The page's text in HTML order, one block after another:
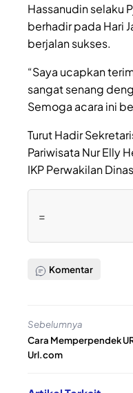
Hassanudin selaku
berhadir pada Hari
berjalan sukses.
“Saya ucapkan
sangat senang
Semoga acara ini
Turut Hadir
Pariwisata Nur Elly
IKP Perwakilan
=
Komentar
Sebelumnya
Cara Memperpendek
Url.com